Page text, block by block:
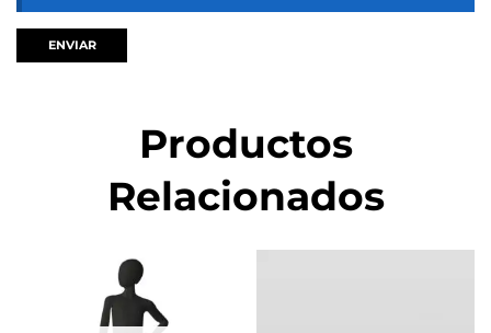
Productos
Relacionados